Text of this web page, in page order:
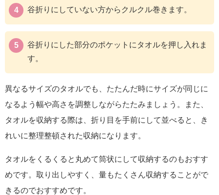
谷折りにしていない方からクルクル巻きます。
谷折りにした部分のポケットにタオルを押し入れま
す。
異なるサイズのタオルでも、たたんだ時にサイズが同じに
なるよう幅や高さを調整しながらたたみましょう。また、
タオルを収納する際は、折り目を手前にして並べると、き
れいに整理整頓された収納になります。
タオルをくるくると丸めて筒状にして収納するのもおすす
めです。取り出しやすく、量もたくさん収納することがで
きるのでおすすめです。